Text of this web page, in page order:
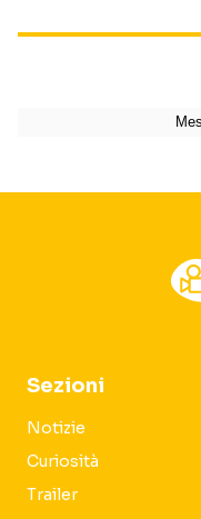
Sezioni
Notizie
Curiosità
Trailer